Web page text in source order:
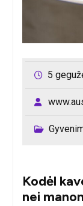
5
Kodėl
nei